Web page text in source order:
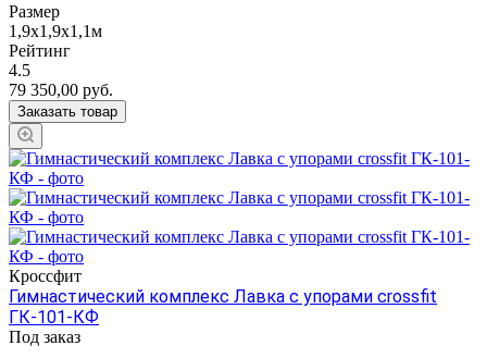
Размер
1,9х1,9х1,1м
Рейтинг
4.5
79 350,00 руб.
Заказать товар
Кроссфит
Гимнастический комплекс Лавка с упорами crossfit
ГК-101-КФ
Под заказ